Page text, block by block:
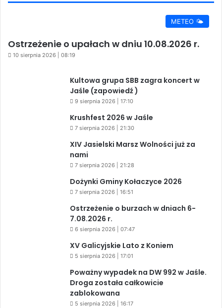
METEO 🌤️
Ostrzeżenie o upałach w dniu 10.08.2026 r.
10 sierpnia 2026 | 08:19
Kultowa grupa SBB zagra koncert w
Jaśle (zapowiedź )
9 sierpnia 2026 | 17:10
Krushfest 2026 w Jaśle
7 sierpnia 2026 | 21:30
XIV Jasielski Marsz Wolności już za
nami
7 sierpnia 2026 | 21:28
Dożynki Gminy Kołaczyce 2026
7 sierpnia 2026 | 16:51
Ostrzeżenie o burzach w dniach 6-
7.08.2026 r.
6 sierpnia 2026 | 07:47
XV Galicyjskie Lato z Koniem
5 sierpnia 2026 | 17:01
Poważny wypadek na DW 992 w Jaśle.
Droga została całkowicie
zablokowana
5 sierpnia 2026 | 16:17